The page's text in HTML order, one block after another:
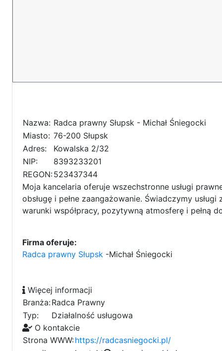
Nazwa: Radca prawny Słupsk - Michał Śniegocki
Miasto: 76-200 Słupsk
Adres:
Kowalska 2/32
NIP:
8393233201
REGON:523437344
Moja kancelaria oferuje wszechstronne usługi
obsługę i pełne zaangażowanie. Świadczymy
warunki współpracy, pozytywną atmosferę i pełną
Firma oferuje:
Radca prawny Słupsk -Michał Śniegocki
Więcej informacji
Branża:Radca Prawny
Typ:
Działalność usługowa
O kontakcie
Strona WWW:https://radcasniegocki.pl/